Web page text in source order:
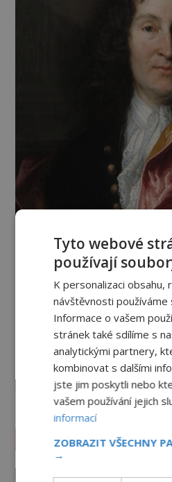
Vesmír a technologie
Tyto webové
používají
K personalizaci obsahu,
návštěvnosti používáme
Informace o vašem
stránek také sdílíme s
analytickými partnery,
kombinovat s dalšími
jste jim poskytli nebo
vašem používání jejich
informací
ZOBRAZIT VŠECHNY
→